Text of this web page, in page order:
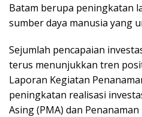
Batam berupa peningkatan
sumber daya manusia yang
Sejumlah pencapaian
terus menunjukkan tren
Laporan Kegiatan
peningkatan realisasi
Asing (PMA) dan